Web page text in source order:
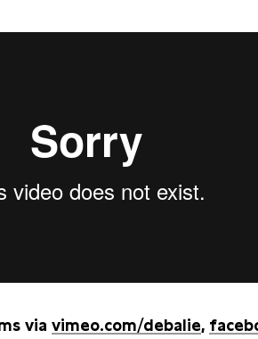
viavimeo.com/debalie,